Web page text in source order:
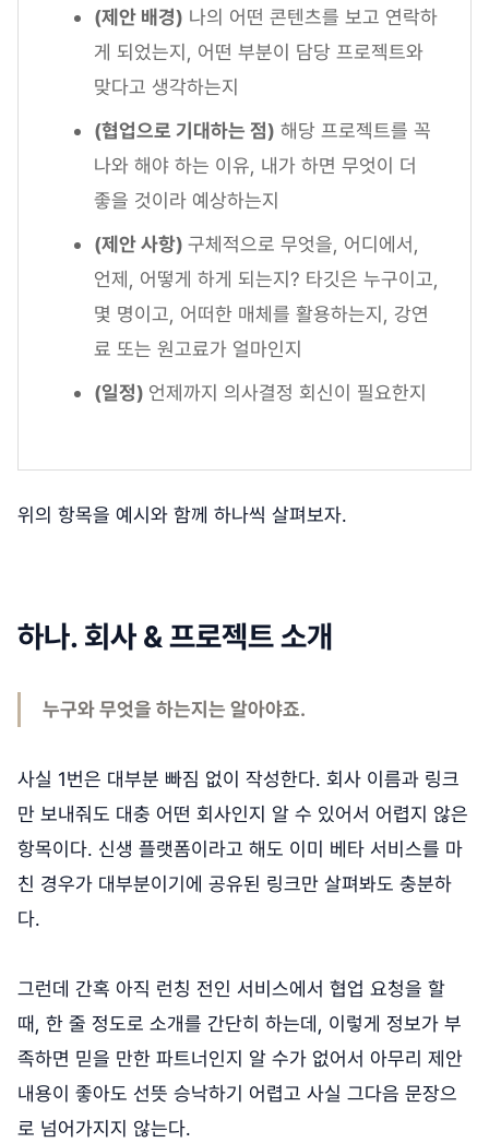
(제안 배경) 나의 어떤 콘텐츠를 보고 연락하
게 되었는지, 어떤 부분이 담당 프로젝트와
맞다고 생각하는지
(협업으로 기대하는 점) 해당 프로젝트를 꼭
나와 해야 하는 이유, 내가 하면 무엇이 더
좋을 것이라 예상하는지
(제안 사항) 구체적으로 무엇을, 어디에서,
언제, 어떻게 하게 되는지? 타깃은 누구이고,
몇 명이고, 어떠한 매체를 활용하는지, 강연
료 또는 원고료가 얼마인지
(일정) 언제까지 의사결정 회신이 필요한지
위의 항목을 예시와 함께 하나씩 살펴보자.
하나. 회사 & 프로젝트 소개
누구와 무엇을 하는지는 알아야죠.
사실 1번은 대부분 빠짐 없이 작성한다. 회사 이름과 링크
만 보내줘도 대충 어떤 회사인지 알 수 있어서 어렵지 않은
항목이다. 신생 플랫폼이라고 해도 이미 베타 서비스를 마
친 경우가 대부분이기에 공유된 링크만 살펴봐도 충분하
다.
그런데 간혹 아직 런칭 전인 서비스에서 협업 요청을 할
때, 한 줄 정도로 소개를 간단히 하는데, 이렇게 정보가 부
족하면 믿을 만한 파트너인지 알 수가 없어서 아무리 제안
내용이 좋아도 선뜻 승낙하기 어렵고 사실 그다음 문장으
로 넘어가지지 않는다.